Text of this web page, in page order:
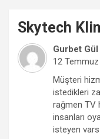
Skytech
Gurbet Gül
12
Müşteri
istedikleri
rağmen TV
insanları
isteyen